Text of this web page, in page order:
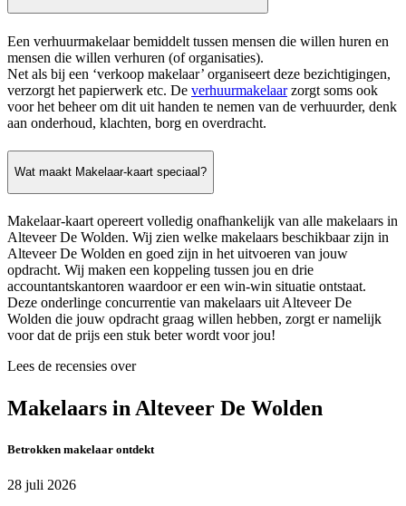
Een verhuurmakelaar bemiddelt tussen mensen die willen huren en
mensen die willen verhuren (of organisaties).
Net als bij een ‘verkoop makelaar’ organiseert deze bezichtigingen,
verzorgt het papierwerk etc. De verhuurmakelaarzorgt soms ook
voor het beheer om dit uit handen te nemen van de verhuurder, denk
aan onderhoud, klachten, borg en overdracht.
Wat maakt Makelaar-kaart speciaal?
Makelaar-kaart opereert volledig onafhankelijk van alle makelaars in
Alteveer De Wolden. Wij zien welke makelaars beschikbaar zijn in
Alteveer De Wolden en goed zijn in het uitvoeren van jouw
opdracht. Wij maken een koppeling tussen jou en drie
accountantskantoren waardoor er een win-win situatie ontstaat.
Deze onderlinge concurrentie van makelaars uit Alteveer De
Wolden die jouw opdracht graag willen hebben, zorgt er namelijk
voor dat de prijs een stuk beter wordt voor jou!
Lees de recensies over
Makelaars in Alteveer De Wolden
Betrokken makelaar ontdekt
28 juli 2026